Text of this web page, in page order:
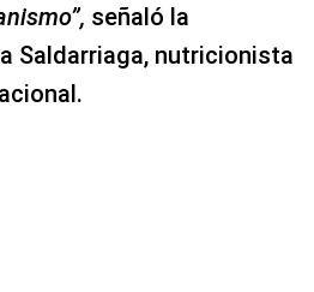
señaló la
Saldarriaga, nutricionista